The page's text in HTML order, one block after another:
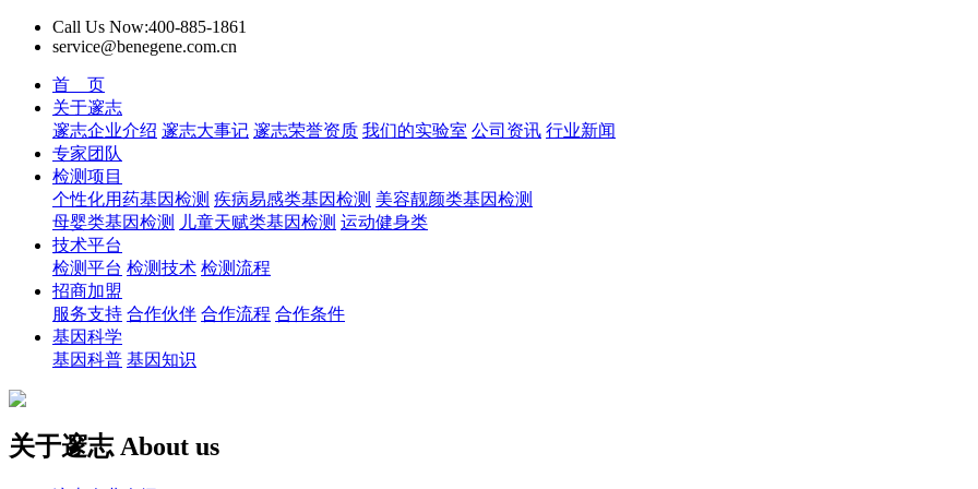
Call Us Now:400-885-1861
service@benegene.com.cn
首 页
关于邃志
邃志企业介绍 邃志大事记 邃志荣誉资质 我们的实验室 公司资讯 行业新闻
专家团队
检测项目
个性化用药基因检测 疾病易感类基因检测 美容靓颜类基因检测
母婴类基因检测
儿童天赋类基因检测 运动健身类
技术平台
检测平台 检测技术 检测流程
招商加盟
服务支持 合作伙伴 合作流程 合作条件
基因科学
基因科普 基因知识
关于邃志 About us